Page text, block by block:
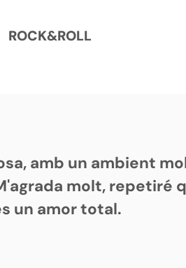
ROCK&ROLL
amb un ambient
molt, repetiré
un amor total.